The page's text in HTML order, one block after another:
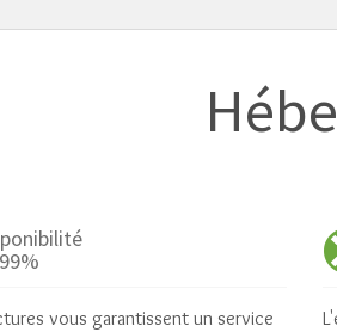
vous garantissent un service